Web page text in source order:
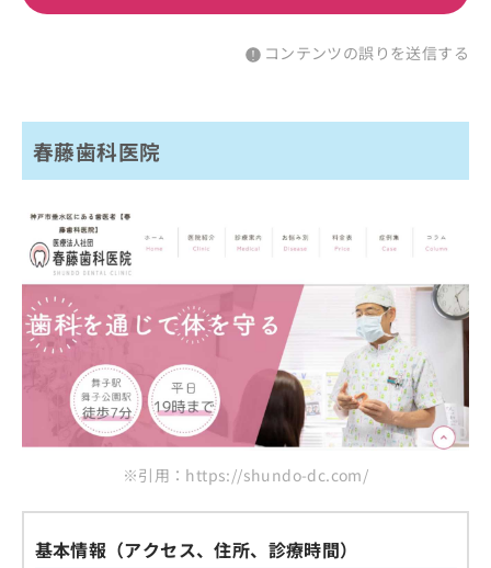
コンテンツの誤りを送信する
春藤歯科医院
※引用：https://shundo-dc.com/
基本情報（アクセス、住所、診療時間）